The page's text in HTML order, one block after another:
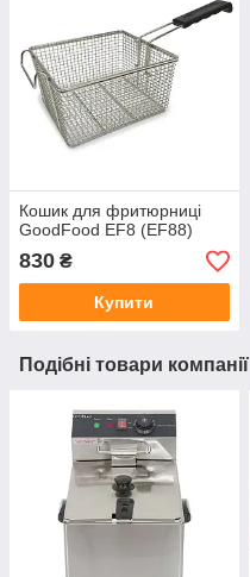
Кошик для фритюрниці
GoodFood EF8 (EF88)
830 ₴
Купити
Подібні товари компанії